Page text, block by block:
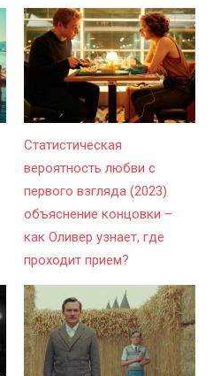
Статистическая
вероятность любви с
первого взгляда (2023)
объяснение концовки –
как Оливер узнает, где
проходит прием?